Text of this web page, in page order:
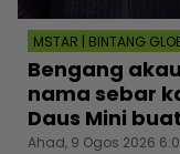
MSTAR | BINTANG
Bengang
nama sebar
Daus Mini
Ahad, 9 Ogos 2026